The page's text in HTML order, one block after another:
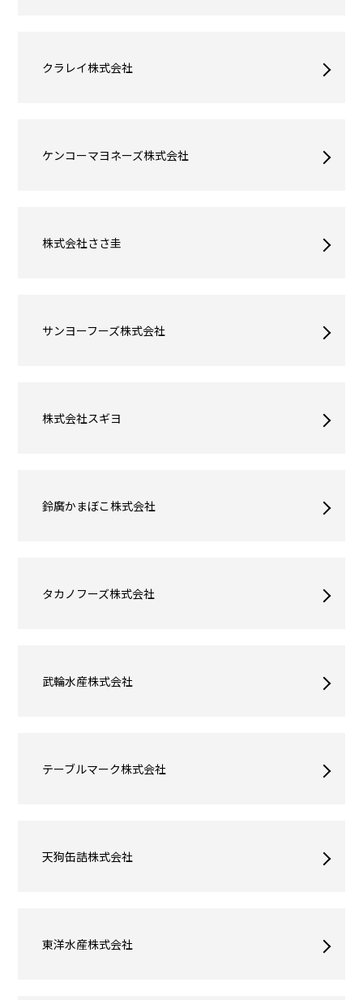
クラレイ株式会社
ケンコーマヨネーズ株式会社
株式会社ささ圭
サンヨーフーズ株式会社
株式会社スギヨ
鈴廣かまぼこ株式会社
タカノフーズ株式会社
武輪水産株式会社
テーブルマーク株式会社
天狗缶詰株式会社
東洋水産株式会社